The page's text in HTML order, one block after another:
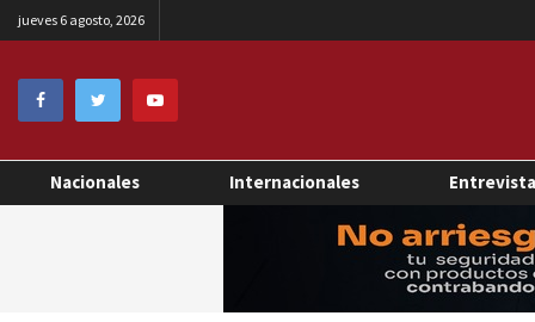
jueves 6 agosto, 2026
Nacionales Internacionales